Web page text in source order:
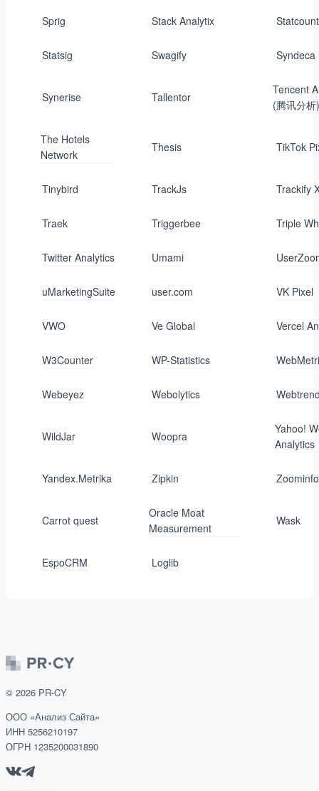
Sprig Stack Analytix
Statsig Swagify Syndeca
Synerise Tallentor
Tencent
(腾讯分析)
The Hotels
Network
Thesis TikTok
Tinybird TrackJs Trackify
Traek Triggerbee Triple
Twitter Analytics Umami
uMarketingSuite user.com VK Pixel
VWO Ve Global Vercel
W3Counter WP-Statistics
Webeyez Webolytics
WildJar Woopra
Yahoo!
Analytics
Yandex.Metrika Zipkin Zoominfo
Carrot quest
Oracle Moat
Measurement
Wask
EspoCRM Loglib
© 2026 PR-CY
ООО «Анализ Сайта»
ИНН 5256210197
ОГРН 1235200031890